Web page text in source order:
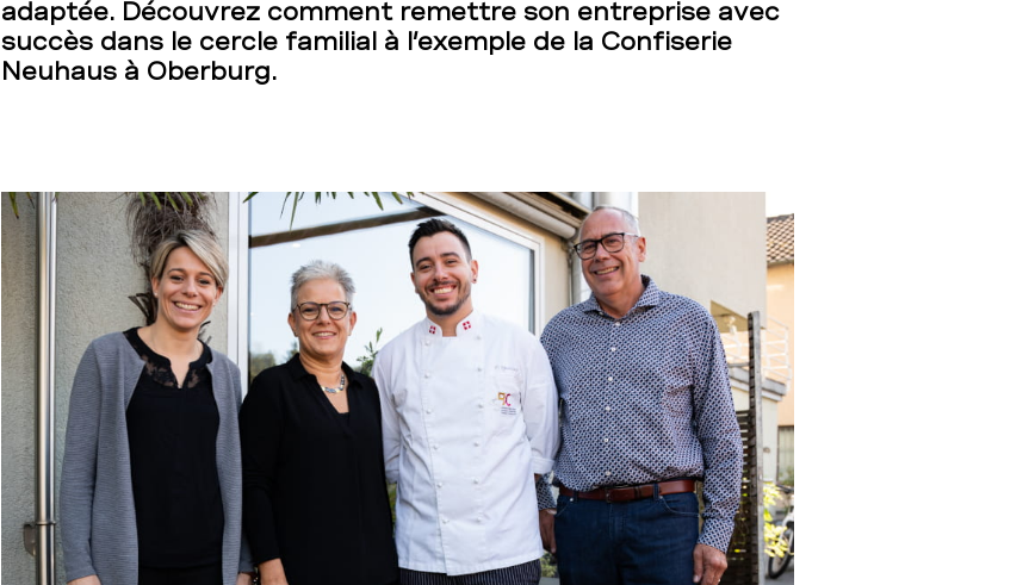
adaptée. Découvrez comment remettre son entreprise avec
succès dans le cercle familial à l’exemple de la Confiserie
Neuhaus à Oberburg.